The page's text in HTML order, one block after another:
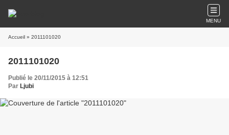
MENU
Accueil » 2011101020
2011101020
Publié le 20/11/2015 à 12:51
Par Ljubi